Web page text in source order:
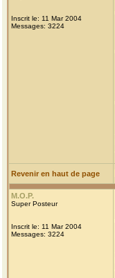
Inscrit le: 11 Mar 2004
Messages: 3224
Revenir en haut de page
M.O.P.
Super Posteur
Inscrit le: 11 Mar 2004
Messages: 3224